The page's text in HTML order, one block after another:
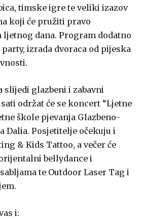
timske igre te veliki izazov
koji će pružiti pravo
ljetnog dana. Program dodatno
izrada dvoraca od pijeska
slijedi glazbeni i zabavni
održat će se koncert “Ljetne
škole pjevanja Glazbeno-
Dalia. Posjetitelje očekuju i
& Kids Tattoo, a večer će
bellydance i
te Outdoor Laser Tag i
i: